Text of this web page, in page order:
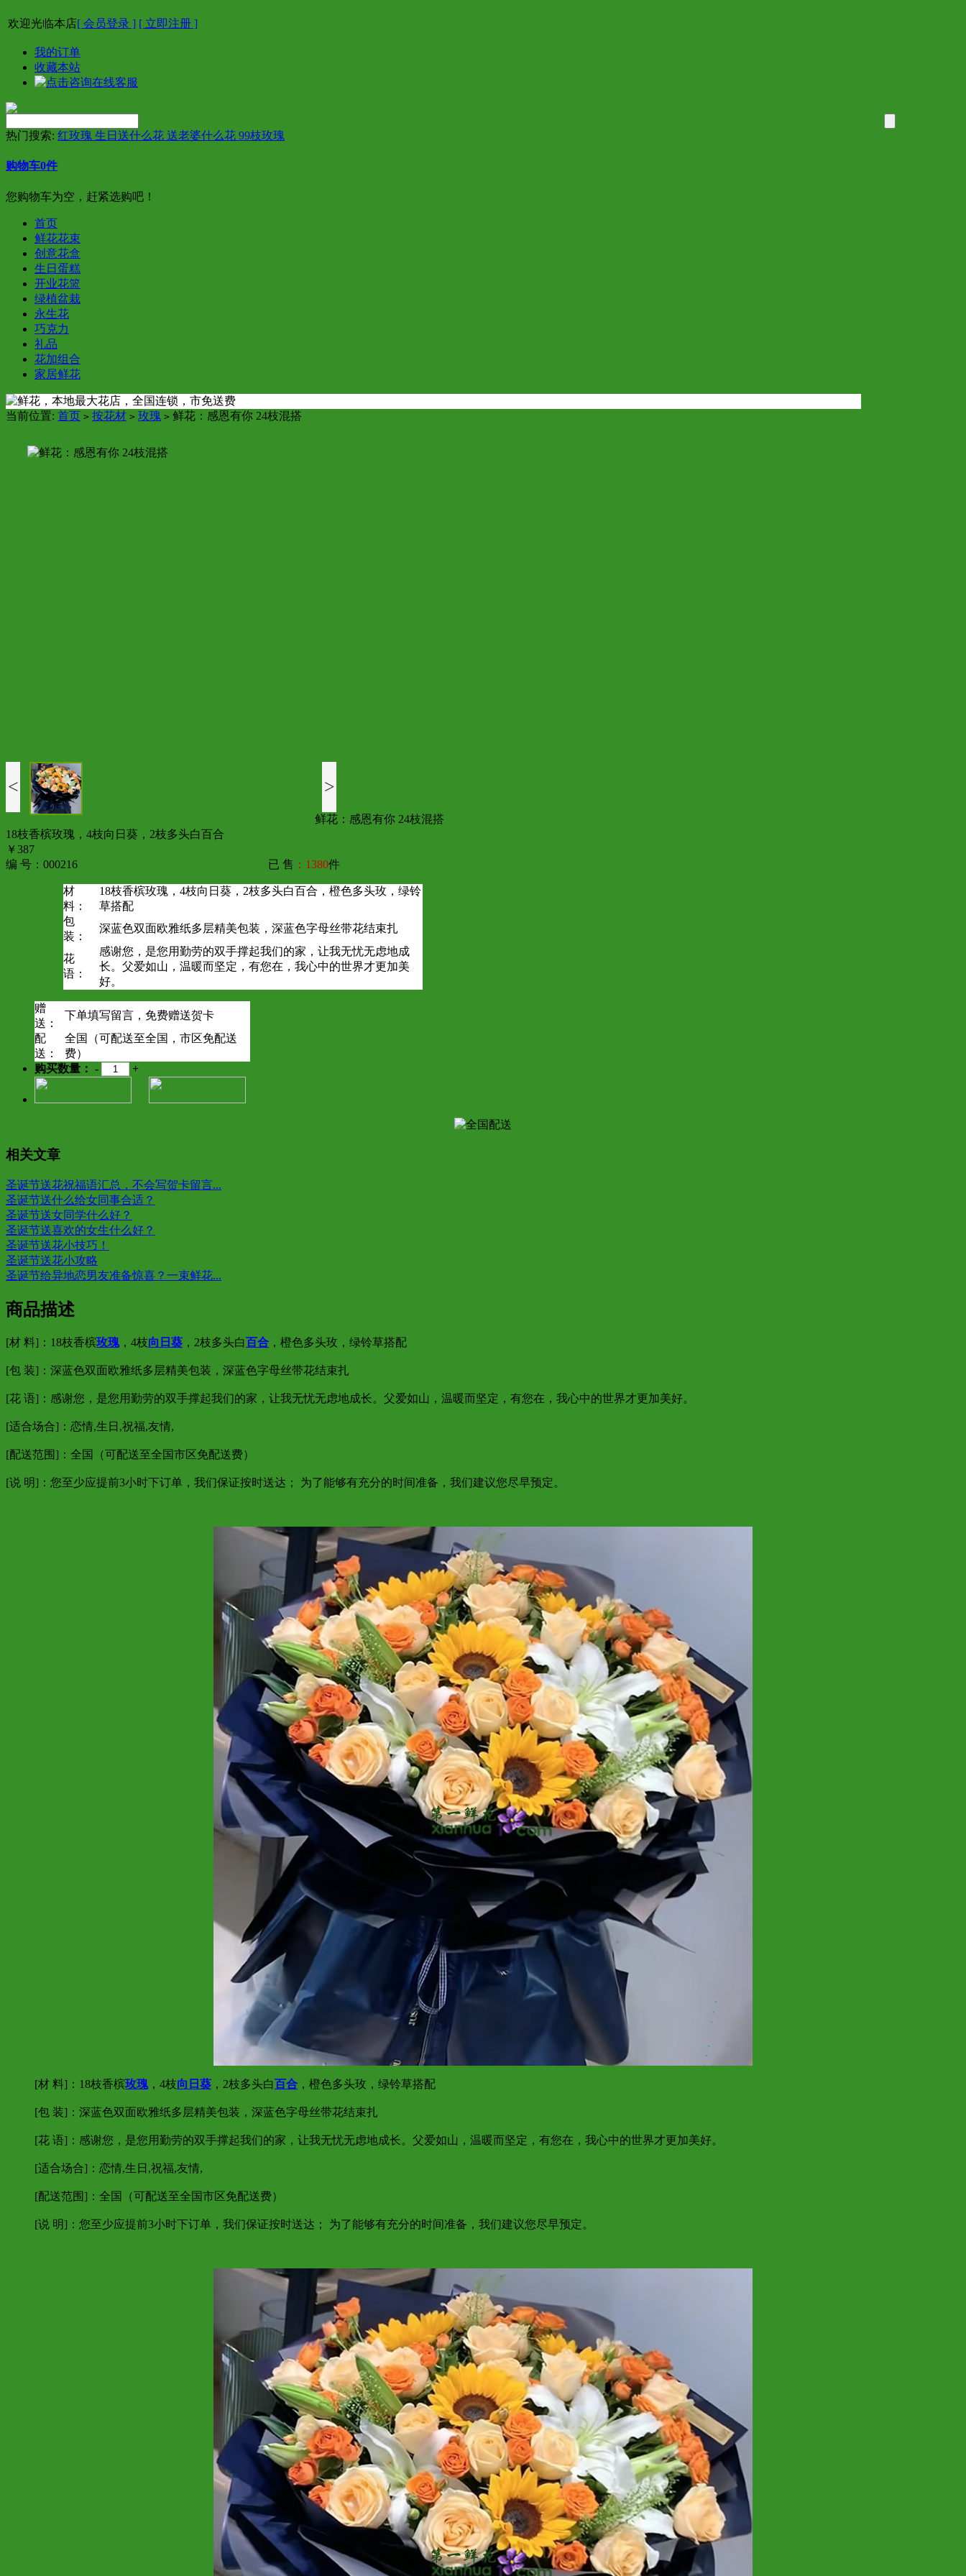
欢迎光临本店[ 会员登录 ] [ 立即注册 ]
我的订单
收藏本站
热门搜索: 红玫瑰 生日送什么花 送老婆什么花 99枝玫瑰
购物车0件
您购物车为空，赶紧选购吧！
首页
鲜花花束
创意花盒
生日蛋糕
开业花篮
绿植盆栽
永生花
巧克力
礼品
花加组合
家居鲜花
当前位置: 首页 > 按花材 > 玫瑰 > 鲜花：感恩有你 24枝混搭
< >
鲜花：感恩有你 24枝混搭
18枝香槟玫瑰，4枝向日葵，2枝多头白百合
￥387
编 号：000216
已 售 ：1380件
材
料：
18枝香槟玫瑰，4枝向日葵，2枝多头白百合，橙色多头玫，绿铃
草搭配
包
装：
深蓝色双面欧雅纸多层精美包装，深蓝色字母丝带花结束扎
花
语：
感谢您，是您用勤劳的双手撑起我们的家，让我无忧无虑地成
长。父爱如山，温暖而坚定，有您在，我心中的世界才更加美
好。
赠
送：
下单填写留言，免费赠送贺卡
配
送：
全国（可配送至全国，市区免配送
费）
购买数量： - +
相关文章
圣诞节送花祝福语汇总，不会写贺卡留言...
圣诞节送什么给女同事合适？
圣诞节送女同学什么好？
圣诞节送喜欢的女生什么好？
圣诞节送花小技巧！
圣诞节送花小攻略
圣诞节给异地恋男友准备惊喜？一束鲜花...
商品描述
[材 料]：18枝香槟玫瑰，4枝向日葵 ，2枝多头白百合 ，橙色多头玫，绿铃草搭配
[包 装]：深蓝色双面欧雅纸多层精美包装，深蓝色字母丝带花结束扎
[花 语]：感谢您，是您用勤劳的双手撑起我们的家，让我无忧无虑地成长。父爱如山，温暖而坚定，有您在，我心中的世界才更加美好。
[适合场合]：恋情,生日,祝福,友情,
[配送范围]： 全国（可配送至全国市区免配送费）
[说 明]：您至少应提前3小时下订单，我们保证按时送达； 为了能够有充分的时间准备，我们建议您尽早预定。
[材 料]：18枝香槟玫瑰，4枝向日葵 ，2枝多头白百合 ，橙色多头玫，绿铃草搭配
[包 装]：深蓝色双面欧雅纸多层精美包装，深蓝色字母丝带花结束扎
[花 语]：感谢您，是您用勤劳的双手撑起我们的家，让我无忧无虑地成长。父爱如山，温暖而坚定，有您在，我心中的世界才更加美好。
[适合场合]：恋情,生日,祝福,友情,
[配送范围]： 全国（可配送至全国市区免配送费）
[说 明]：您至少应提前3小时下订单，我们保证按时送达； 为了能够有充分的时间准备，我们建议您尽早预定。